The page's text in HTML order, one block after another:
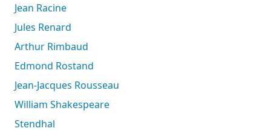
Jean Racine
Jules Renard
Arthur Rimbaud
Edmond Rostand
Jean-Jacques Rousseau
William Shakespeare
Stendhal